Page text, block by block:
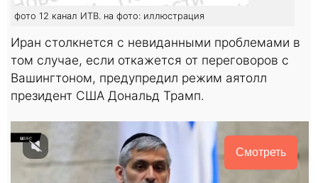
фото 12 канал ИТВ. на фото: иллюстрация
Иран столкнется с невиданными проблемами в
том случае, если откажется от переговоров с
Вашингтоном, предупредил режим аятолл
президент США Дональд Трамп.
Смотреть